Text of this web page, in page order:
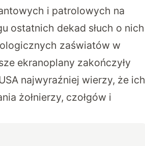
i patrolowych na
ostatnich dekad słuch o nich
zaświatów w
ekranoplany zakończyły
najwyraźniej wierzy, że ich
żołnierzy, czołgów i